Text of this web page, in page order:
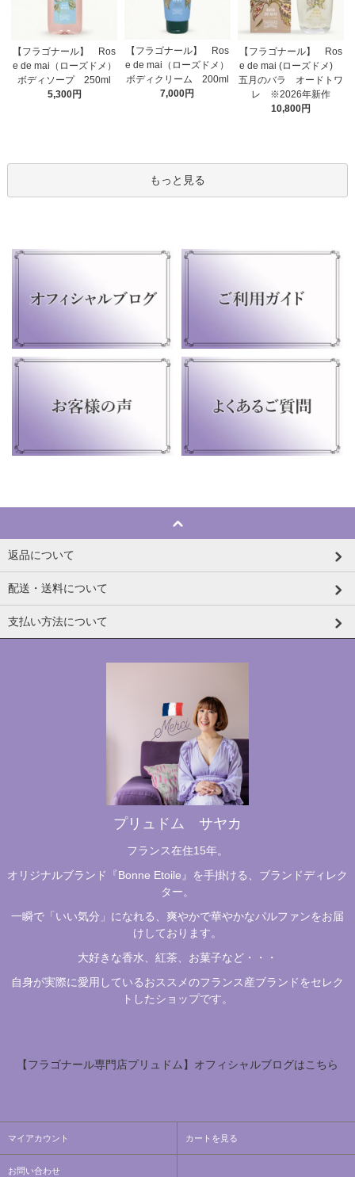
【フラゴナール】 Ros
e de mai（ローズドメ）
ボディソープ 250ml
5,300円
【フラゴナール】 Ros
e de mai（ローズドメ）
ボディクリーム 200ml
7,000円
【フラゴナール】 Ros
e de mai (ローズドメ)
五月のバラ オードトワ
レ ※2026年新作
10,800円
もっと見る
返品について
配送・送料について
支払い方法について
プリュドム サヤカ
フランス在住15年。
オリジナルブランド『Bonne Etoile』を手掛ける、ブランドディレク
ター。
一瞬で「いい気分」になれる、爽やかで華やかなパルファンをお届
けしております。
大好きな香水、紅茶、お菓子など・・・
自身が実際に愛用しているおススメのフランス産ブランドをセレク
トしたショップです。
【フラゴナール専門店プリュドム】オフィシャルブログはこちら
マイアカウント カートを見る
お問い合わせ